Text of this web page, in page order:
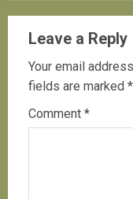
Leave a Reply
Your email
fields are marked *
Comment *